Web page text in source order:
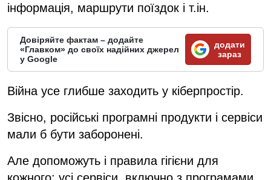
інформація, маршрути поїздок і т.ін.
Довіряйте фактам – додайте
«Главком» до своїх надійних джерел
у Google
додати
зараз
Війна усе глибше заходить у кіберпростір.
Звісно, російські програмні продукти і сервіси
мали б бути заборонені.
Але допоможуть і правила гігієни для